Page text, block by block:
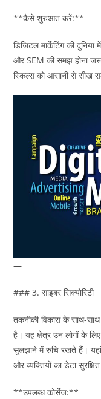
**कैसे शुरुआत करें:**
डिजिटल मार्केटिंग की
और SEM की समझ होना
स्किल्स को आसानी से सीख
—
### 3. साइबर सिक्योरिटी
तकनीकी विकास के साथ-साथ
है। यह क्षेत्र उन लोगों के
सुलझाने में रुचि रखते हैं।
और व्यक्तियों का डेटा
**उपलब्ध कोर्सेज:**